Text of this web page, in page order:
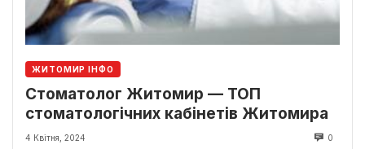
ЖИТОМИР ІНФО
Стоматолог Житомир — ТОП
стоматологічних кабінетів Житомира
4 Квітня, 2024 0